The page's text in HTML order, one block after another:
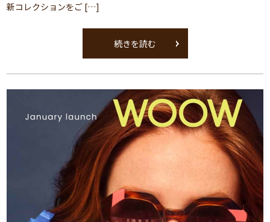
新コレクションをご […]
続きを読む